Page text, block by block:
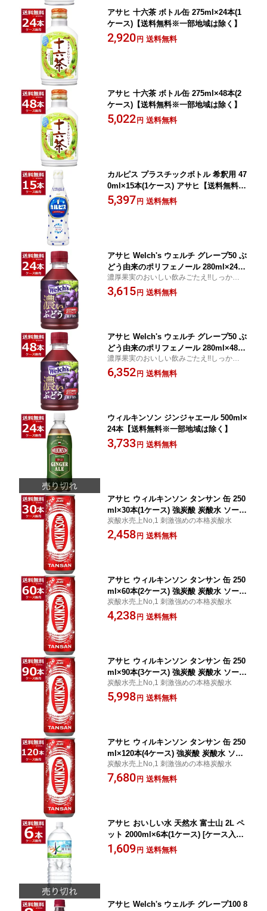
アサヒ 十六茶 ボトル缶 275ml×24本(1
ケース)【送料無料※一部地域は除く】
2,920 円 送料無料
アサヒ 十六茶 ボトル缶 275ml×48本(2
ケース)【送料無料※一部地域は除く】
5,022 円 送料無料
カルピス プラスチックボトル 希釈用 47
0ml×15本(1ケース) アサヒ【送料無料※
一部地域は除く】
5,397 円 送料無料
アサヒ Welch's ウェルチ グレープ50 ぶ
どう由来のポリフェノール 280ml×24本
(1ケース)【送料無料※一部地域は除く】
濃厚果実のおいしい飲みごたえ!!しっかり味
のするジュースです。
3,615 円 送料無料
アサヒ Welch's ウェルチ グレープ50 ぶ
どう由来のポリフェノール 280ml×48本
(2ケース)【送料無料※一部地域は除く】
濃厚果実のおいしい飲みごたえ!!しっかり味
のするジュースです。
6,352 円 送料無料
ウィルキンソン ジンジャエール 500ml×
24本【送料無料※一部地域は除く】
3,733 円 送料無料
アサヒ ウィルキンソン タンサン 缶 250
ml×30本(1ケース) 強炭酸 炭酸水 ソーダ
無糖 無塩【送料無料※一部地域は除
く】
炭酸水売上No,1 刺激強めの本格炭酸水
2,458 円 送料無料
アサヒ ウィルキンソン タンサン 缶 250
ml×60本(2ケース) 強炭酸 炭酸水 ソーダ
無糖 無塩【送料無料※一部地域は除
く】
炭酸水売上No,1 刺激強めの本格炭酸水
4,238 円 送料無料
アサヒ ウィルキンソン タンサン 缶 250
ml×90本(3ケース) 強炭酸 炭酸水 ソーダ
無糖 無塩【送料無料※一部地域は除
く】
炭酸水売上No,1 刺激強めの本格炭酸水
5,998 円 送料無料
アサヒ ウィルキンソン タンサン 缶 250
ml×120本(4ケース) 強炭酸 炭酸水 ソー
ダ 無糖 無塩【送料無料※一部地域は除
く】
炭酸水売上No,1 刺激強めの本格炭酸水
7,680 円 送料無料
アサヒ おいしい水 天然水 富士山 2L ペ
ット 2000ml×6本(1ケース) [ケース入数6
本] ミネラルウォーター 【送料無料※一
部地域は除く】水 国産 天然水 自然 み
1,609 円 送料無料
アサヒ Welch's ウェルチ グレープ100 8